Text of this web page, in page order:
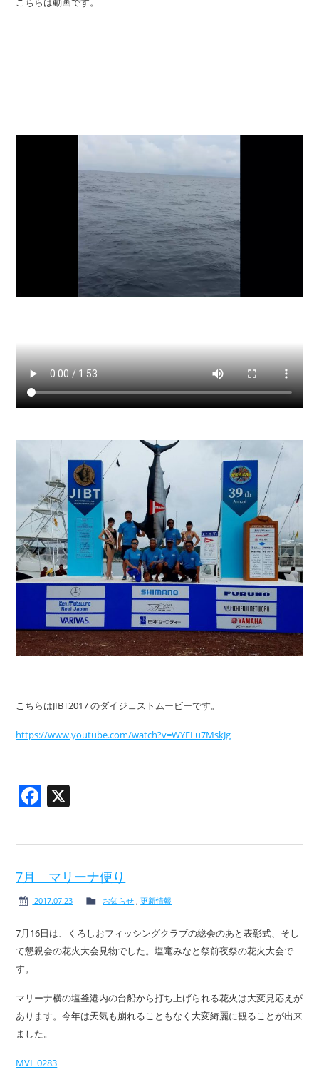
こちらはJIBT2017 のダイジェストムービーです。
https://www.youtube.com/watch?v=WYFLu7MskJg
Facebook
7月 マリーナ便り
2017.07.23 お知らせ ,更新情報
7月16日は、くろしおフィッシングクラブの総会のあと表彰式、そし
て懇親会の花火大会見物でした。塩竃みなと祭前夜祭の花火大会で
す。
マリーナ横の塩釜港内の台船から打ち上げられる花火は大変見応えが
あります。今年は天気も崩れることもなく大変綺麗に観ることが出来
ました。
MVI_0283